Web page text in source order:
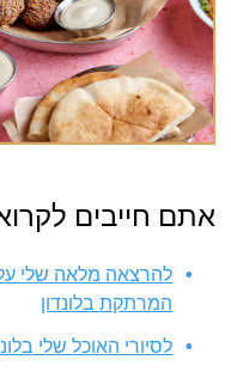
אתם חייבים
להרצאה מלאה שלי על
המרתקת בלונדון
לסיורי האוכל שלי